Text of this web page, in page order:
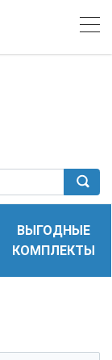
ВЫГОДНЫЕ
КОМПЛЕКТЫ